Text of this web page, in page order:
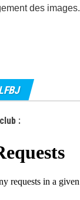
des images.
: